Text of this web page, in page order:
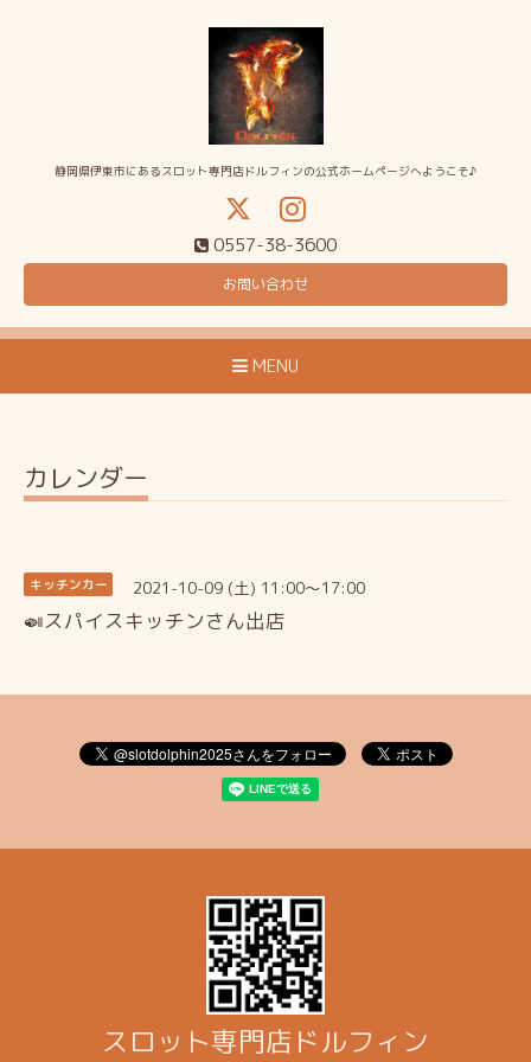
静岡県伊東市にあるスロット専門店ドルフィンの公式ホームページへようこそ♪
0557-38-3600
お問い合わせ
MENU
カレンダー
キッチンカー 2021-10-09 (土) 11:00～17:00
🍛スパイスキッチンさん出店
スロット専門店ドルフィン